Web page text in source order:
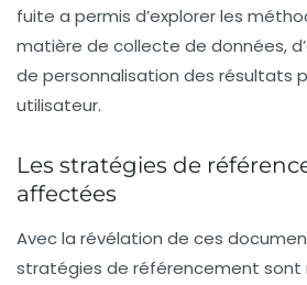
fuite a permis d’explorer les
matière de collecte de données,
de personnalisation des résultats
utilisateur.
Les stratégies de
affectées
Avec la révélation de ces
stratégies de référencement sont